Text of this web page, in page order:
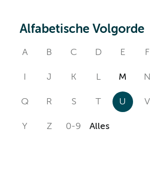
Alfabetische Volgorde
A B C D E F
J K L M N
Q R S T U V
Y Z 0-9 Alles